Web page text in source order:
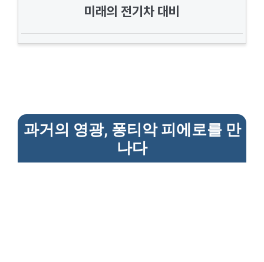
미래의 전기차 대비
과거의 영광, 퐁티악 피에로를 만
나다